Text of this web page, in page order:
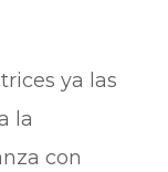
ya las
la
con